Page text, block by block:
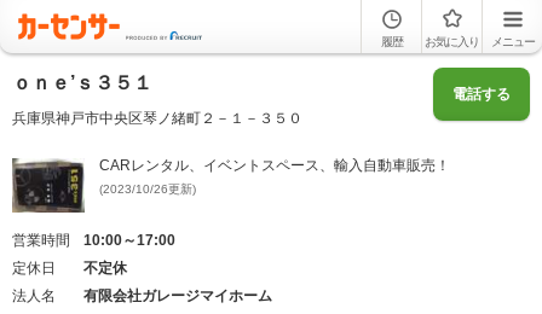
履歴 お気に入り メニュー
ｏｎｅ’ｓ３５１
兵庫県神戸市中央区琴ノ緒町２－１－３５０
電話する
CARレンタル、イベントスペース、輸入自動車販売！
(2023/10/26更新)
営業時間
10:00～17:00
定休日
不定休
法人名
有限会社ガレージマイホーム